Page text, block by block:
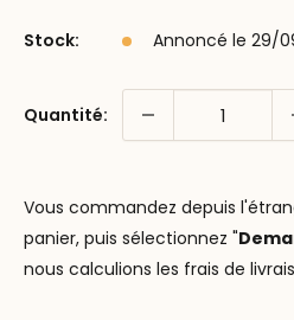
Stock: Annoncé le 29/
Quantité:
Vous commandez depuis
panier, puis sélectionnez "
nous calculions les frais de